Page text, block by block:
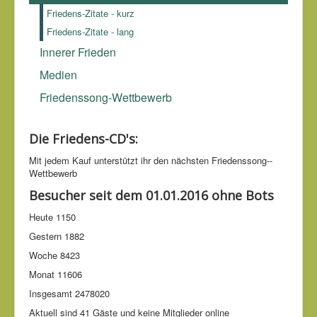
(1588-1679), Leviathan
Friedens-Zitate - kurz
Friedens-Zitate - lang
Innerer Frieden
Medien
Friedenssong-Wettbewerb
Die Friedens-CD's:
Mit jedem Kauf unter­stützt ihr den nächsten Friedens­song-­
Wettbe­werb
Besucher seit dem 01.01.2016 ohne Bots
Heute 1150
Gestern 1882
Woche 8423
Monat 11606
Insgesamt 2478020
Aktuell sind 41 Gäste und keine Mitglieder online